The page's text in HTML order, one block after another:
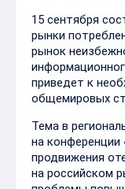
15 сентября
рынки
рынок
приведет к
общемировых
Тема в
на конференции
продвижения
на российском